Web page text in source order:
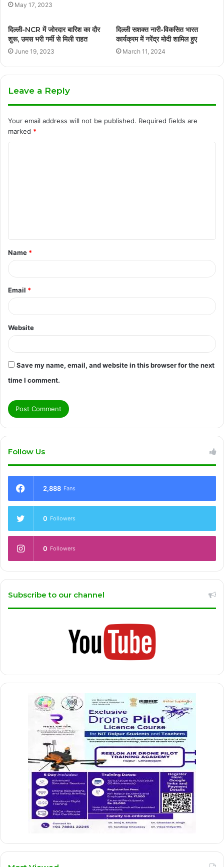
May 17, 2023
दिल्ली-NCR में जोरदार बारिश का दौर
शुरू, उमस भरी गर्मी से मिली राहत
June 19, 2023
दिल्ली सशक्त नारी-विकसित भारत
कार्यक्रम में नरेंद्र मोदी शामिल हुए
March 11, 2024
Leave a Reply
Your email address will not be published. Required fields are
marked *
t
*
Name *
Email *
Website
Save my name, email, and website in this browser for the next
time I comment.
Follow Us
2,888 Fans
0 Followers
0 Followers
Subscribe to our channel